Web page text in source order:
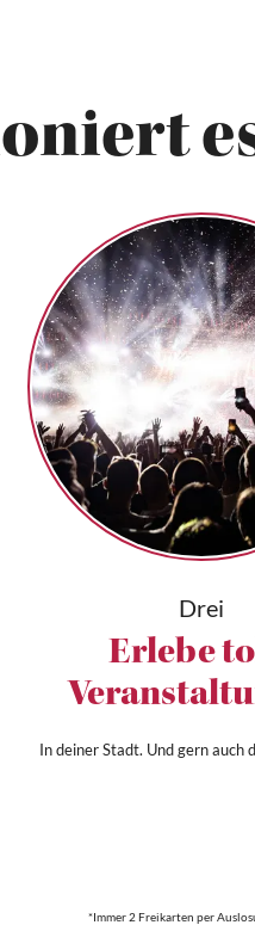
Drei
Erlebe
In deiner Stadt. Und gern auch
*Immer 2 Freikarten per